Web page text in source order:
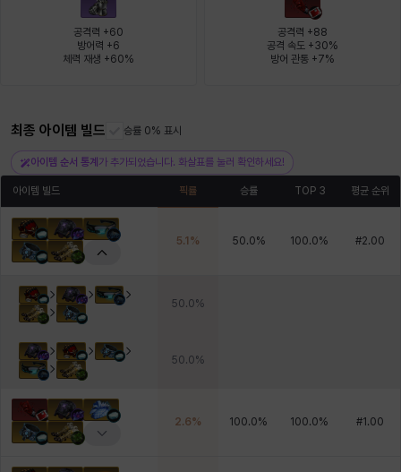
펠릭스 피올로
공격력 +60
방어력 +6
체력 재생 +60%
공격력 +88
공격 속도 +30%
방어 관통 +7%
최종 아이템 빌드 승률 0% 표시
아이템 순서 통계 가 추가되었습니다. 화살표를 눌러 확인하세요!
아이템 빌드 픽률 승률 TOP 3 평균 순위
5.1 % 50.0% 100.0% #2.00
50.0%
50.0%
2.6% 100.0% 100.0% #1.00